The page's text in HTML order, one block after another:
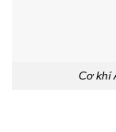
Cơ khí